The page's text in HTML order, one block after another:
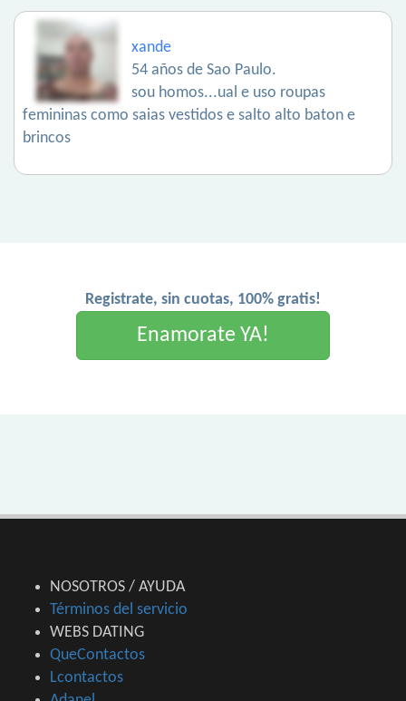
xande
54 años de Sao Paulo.
sou homos...ual e uso roupas
femininas como saias vestidos e salto alto baton e
brincos
Registrate, sin cuotas, 100% gratis!
Enamorate YA!
NOSOTROS / AYUDA
Términos del servicio
WEBS DATING
QueContactos
Lcontactos